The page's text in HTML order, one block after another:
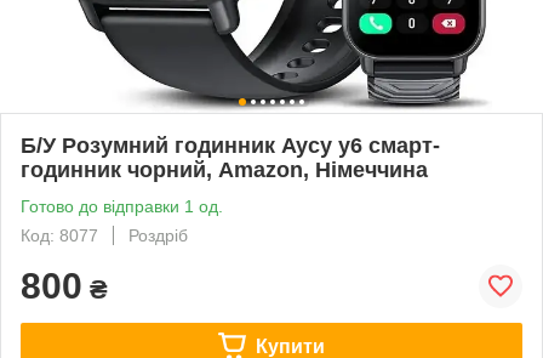
Б/У Розумний годинник Aycy y6 смарт-
годинник чорний, Amazon, Німеччина
Готово до відправки 1 од.
Код: 8077
Роздріб
800 ₴
Купити